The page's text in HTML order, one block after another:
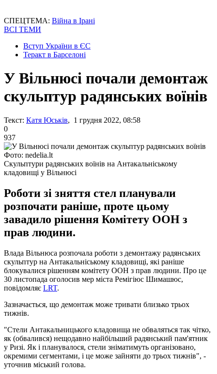
СПЕЦТЕМА: Війна в Ірані
ВСІ ТЕМИ
Вступ України в ЄС
Теракт в Барселоні
У Вільнюсі почали демонтаж
скульптур радянських воїнів
Текст: Катя Юськів, 1 грудня 2022, 08:58
0
937
Фото: nedelia.lt
Скульптури радянських воїнів на Антакальніському
кладовищі у Вільнюсі
Роботи зі зняття стел планували
розпочати раніше, проте цьому
завадило рішення Комітету ООН з
прав людини.
Влада Вільнюса розпочала роботи з демонтажу радянських
скульптур на Антакальніському кладовищі, які раніше
блокувалися рішенням комітету ООН з прав людини. Про це
30 листопада оголосив мер міста Ремігіюс Шимашюс,
повідомляє LRT.
Зазначається, що демонтаж може тривати близько трьох
тижнів.
"Стели Антакальницького кладовища не обваляться так чітко,
як (обвалився) нещодавно найбільший радянський пам'ятник
у Ризі. Як і планувалося, стели зніматимуть організовано,
окремими сегментами, і це може зайняти до трьох тижнів", -
уточнив міський голова.